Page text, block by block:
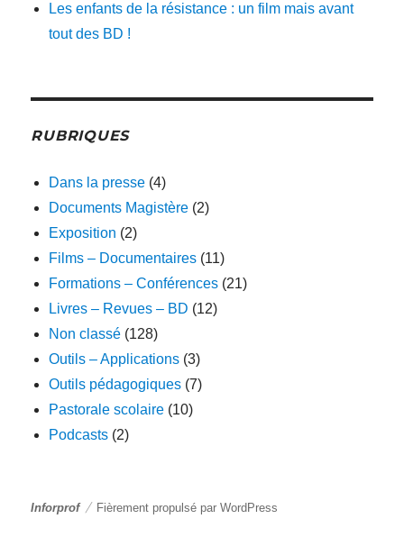
Les enfants de la résistance : un film mais avant
tout des BD !
RUBRIQUES
Dans la presse (4)
Documents Magistère (2)
Exposition (2)
Films – Documentaires (11)
Formations – Conférences (21)
Livres – Revues – BD (12)
Non classé (128)
Outils – Applications (3)
Outils pédagogiques (7)
Pastorale scolaire (10)
Podcasts (2)
Inforprof Fièrement propulsé par WordPress